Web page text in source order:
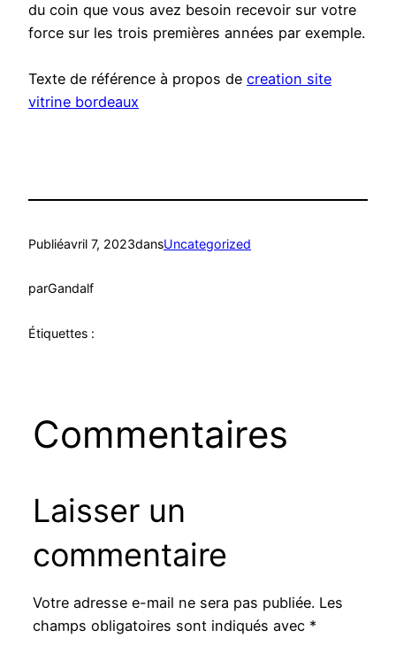
du coin que vous avez besoin recevoir sur votre
force sur les trois premières années par exemple.
Texte de référence à propos de creation site
vitrine bordeaux
Publiéavril 7, 2023dansUncategorized
parGandalf
Étiquettes :
Commentaires
Laisser un
commentaire
Votre adresse e-mail ne sera pas publiée. Les
champs obligatoires sont indiqués avec *